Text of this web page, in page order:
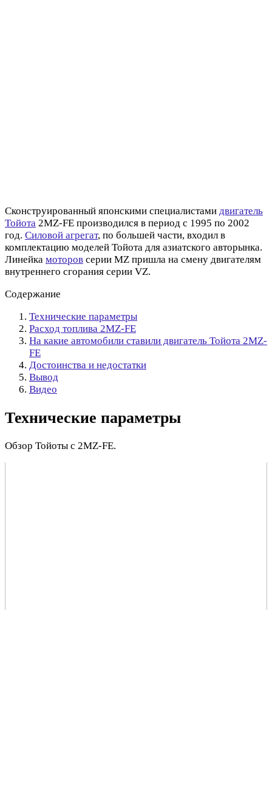
Сконструированный японскими специалистами двигатель
Тойота 2MZ-FE производился в период с 1995 по 2002
год. Силовой агрегат, по большей части, входил в
комплектацию моделей Тойота для азиатского авторынка.
Линейка моторов серии MZ пришла на смену двигателям
внутреннего сгорания серии VZ.
Содержание
Технические параметры
Расход топлива 2MZ-FE
На какие автомобили ставили двигатель Тойота 2MZ-
FE
Достоинства и недостатки
Вывод
Видео
Технические параметры
Обзор Тойоты с 2MZ-FE.